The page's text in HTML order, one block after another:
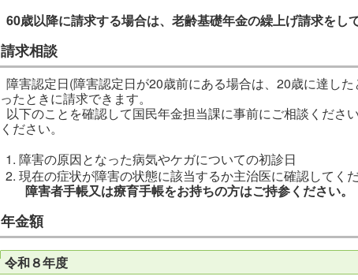
60歳以降に請求する場合は、老齢基礎年金の繰上げ請求をし
請求相談
障害認定日(障害認定日が20歳前にある場合は、20歳に達し
ったときに請求できます。
以下のことを確認して国民年金担当課に事前にご相談くだ
ください。
障害の原因となった病気やケガについての初診日
現在の症状が障害の状態に該当するか主治医に確認してく
障害者手帳又は療育手帳をお持ちの方はご持参ください。
年金額
令和８年度